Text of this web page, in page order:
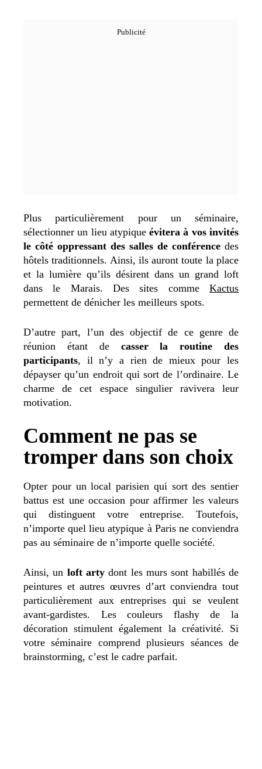
Plus particulièrement pour un séminaire,
sélectionner un lieu atypiqueévitera à vos invités
le côté oppressant des salles de conférence des
hôtels traditionnels. Ainsi, ils auront toute la place
et la lumière qu’ils désirent dans un grand loft
dans le Marais. Des sites comme Kactus
permettent de dénicher les meilleurs spots.
D’autre part, l’un des objectif de ce genre de
réunion étant de casser la routine des
participants, il n’y a rien de mieux pour les
dépayser qu’un endroit qui sort de l’ordinaire. Le
charme de cet espace singulier ravivera leur
motivation.
Comment ne pas se
tromper dans son choix
Opter pour un local parisien qui sort des sentier
battus est une occasion pour affirmer les valeurs
qui distinguent votre entreprise. Toutefois,
n’importe quel lieu atypique à Paris ne conviendra
pas au séminaire de n’importe quelle société.
Ainsi, un loft artydont les murs sont habillés de
peintures et autres œuvres d’art conviendra tout
particulièrement aux entreprises qui se veulent
avant-gardistes. Les couleurs flashy de la
décoration stimulent également la créativité. Si
votre séminaire comprend plusieurs séances de
brainstorming, c’est le cadre parfait.